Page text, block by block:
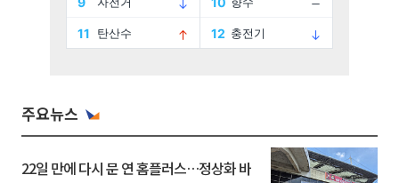
주요뉴스
22일 만에 다시 문 연 홈플러스…정상화 바